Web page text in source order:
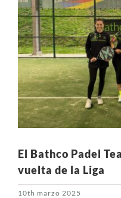
El Bathco Padel
vuelta de la Liga
10th marzo 2025